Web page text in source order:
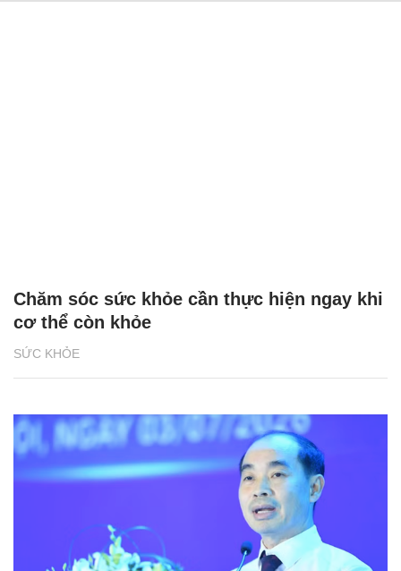
SỨC KHỎE
Chăm sóc sức khỏe cần thực hiện ngay khi
cơ thể còn khỏe